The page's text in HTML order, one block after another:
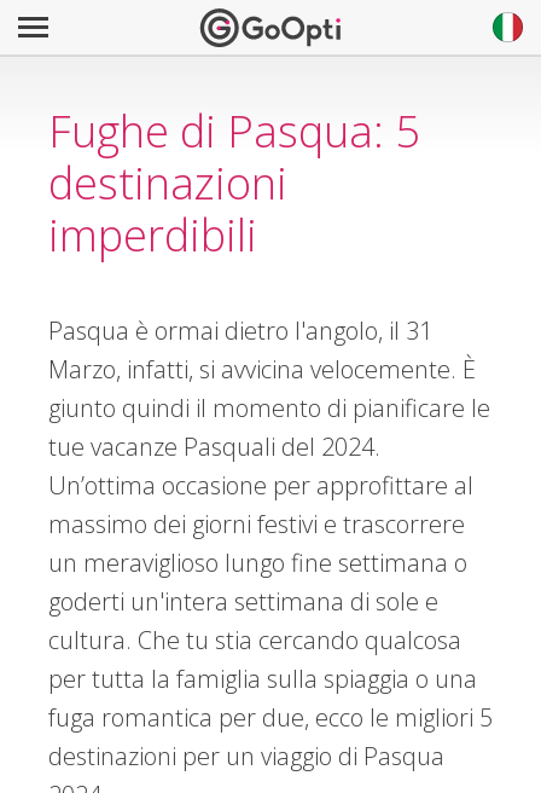
Fughe di Pasqua: 5
destinazioni
imperdibili
Pasqua è ormai dietro l'angolo, il 31
Marzo, infatti, si avvicina velocemente. È
giunto quindi il momento di pianificare le
tue vacanze Pasquali del 2024.
Un’ottima occasione per approfittare al
massimo dei giorni festivi e trascorrere
un meraviglioso lungo fine settimana o
goderti un'intera settimana di sole e
cultura. Che tu stia cercando qualcosa
per tutta la famiglia sulla spiaggia o una
fuga romantica per due, ecco le migliori 5
destinazioni per un viaggio di Pasqua